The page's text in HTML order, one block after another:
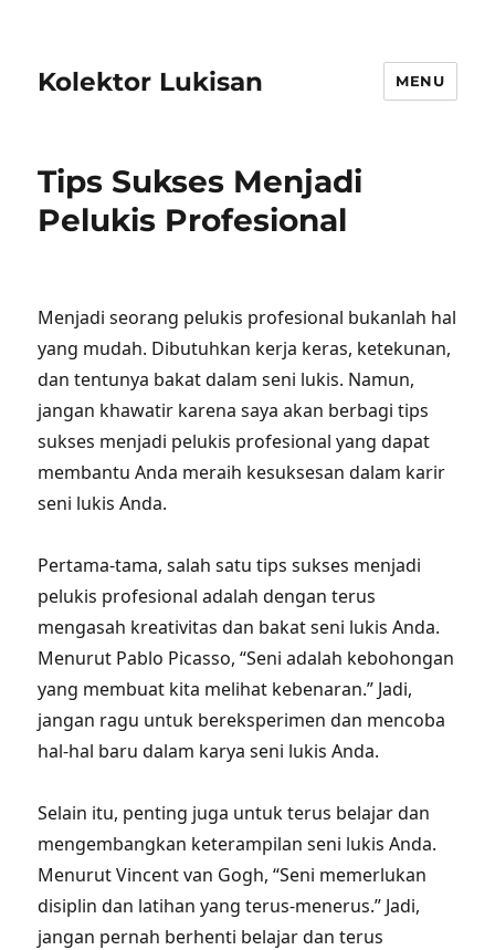
Kolektor Lukisan MENU
Tips Sukses Menjadi
Pelukis Profesional
Menjadi seorang pelukis profesional bukanlah hal
yang mudah. Dibutuhkan kerja keras, ketekunan,
dan tentunya bakat dalam seni lukis. Namun,
jangan khawatir karena saya akan berbagi tips
sukses menjadi pelukis profesional yang dapat
membantu Anda meraih kesuksesan dalam karir
seni lukis Anda.
Pertama-tama, salah satu tips sukses menjadi
pelukis profesional adalah dengan terus
mengasah kreativitas dan bakat seni lukis Anda.
Menurut Pablo Picasso, “Seni adalah kebohongan
yang membuat kita melihat kebenaran.” Jadi,
jangan ragu untuk bereksperimen dan mencoba
hal-hal baru dalam karya seni lukis Anda.
Selain itu, penting juga untuk terus belajar dan
mengembangkan keterampilan seni lukis Anda.
Menurut Vincent van Gogh, “Seni memerlukan
disiplin dan latihan yang terus-menerus.” Jadi,
jangan pernah berhenti belajar dan terus